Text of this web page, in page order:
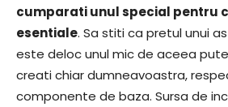
cumparati unul special pentru
esentiale. Sa stiti ca pretul unui
este deloc unul mic de aceea
creati chiar dumneavoastra,
componente de baza. Sursa de